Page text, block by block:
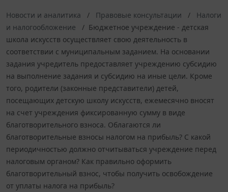
Новости и аналитика Правовые консультации
Налоги
и налогообложение
Бюджетное учреждение - детская
школа искусств осуществляет свою деятельность в
соответствии с муниципальным заданием. На основании
задания учредитель предоставляет учреждению субсидию
на выполнение задания и субсидию на иные цели. Кроме
того, родители (законные представители) детей,
посещающих детскую школу искусств, ежемесячно вносят
на счет учреждения фиксированную сумму в виде
благотворительного взноса. Облагаются ли
благотворительные взносы налогом на прибыль? С какой
периодичностью должно отчитываться учреждение перед
налоговым органом? Как правильно оформить
благотворительный взнос, чтобы получить освобождение
от уплаты налога на прибыль?